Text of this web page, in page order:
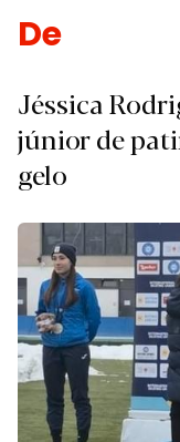
Desporto.
Jéssica
júnior de
gelo